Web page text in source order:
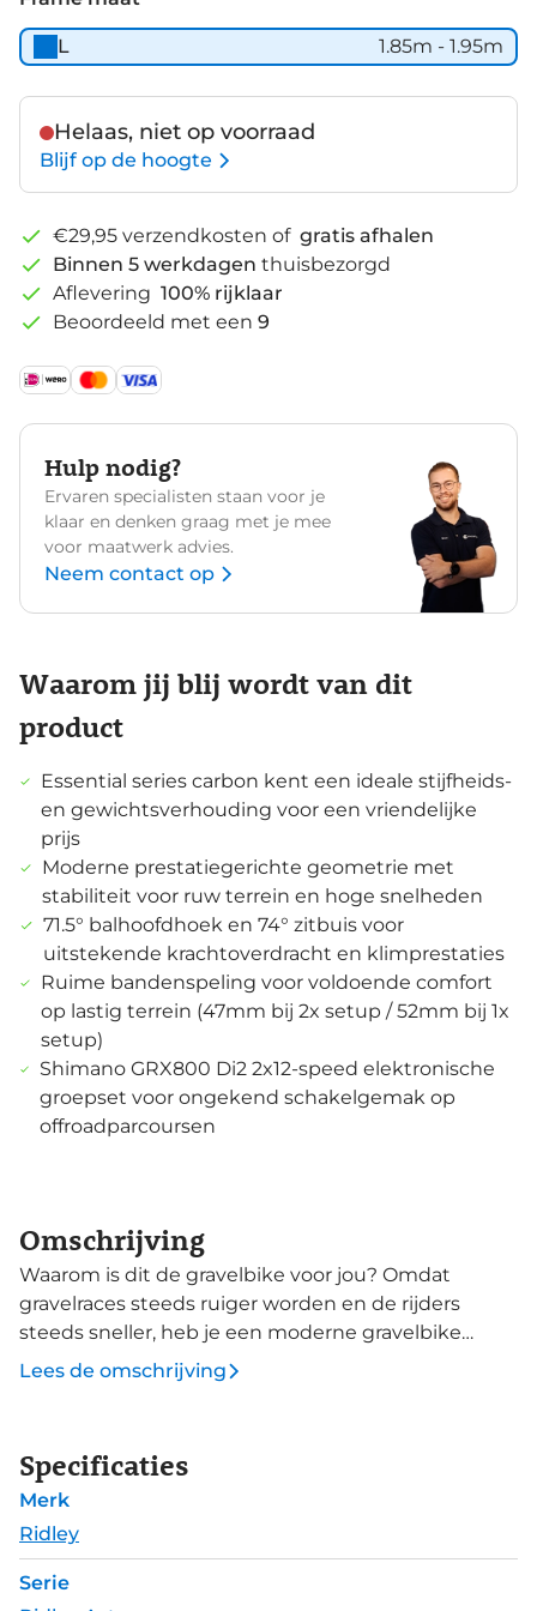
/
Bronze
L 1.85m - 1.95m
Helaas, niet op voorraad
Blijf op de hoogte
€29,95 verzendkosten of gratis afhalen
Binnen 5 werkdagen thuisbezorgd
Aflevering 100% rijklaar
Beoordeeld met een 9
Hulp nodig?
Ervaren specialisten staan voor je
klaar en denken graag met je mee
voor maatwerk advies.
Neem contact op
Waarom jij blij wordt van dit
product
Essential series carbon kent een ideale stijfheids-
en gewichtsverhouding voor een vriendelijke
prijs
Moderne prestatiegerichte geometrie met
stabiliteit voor ruw terrein en hoge snelheden
71.5° balhoofdhoek en 74° zitbuis voor
uitstekende krachtoverdracht en klimprestaties
Ruime bandenspeling voor voldoende comfort
op lastig terrein (47mm bij 2x setup / 52mm bij 1x
setup)
Shimano GRX800 Di2 2x12-speed elektronische
groepset voor ongekend schakelgemak op
offroadparcoursen
Omschrijving
Waarom is dit de gravelbike voor jou? Omdat
gravelraces steeds ruiger worden en de rijders
steeds sneller, heb je een moderne gravelbike
nodig die voldoet aan beide eisen. De Astr van
Ridley combineert alle kenmerken van de Astr RS,
Een aerodynamisch frame, die is afgeleid van de
Falcn aerobikes, zorgt voor snelheid en een carbon
lay-up uit de Essential series kent optimale
efficiëntie- en gewichtsverhouding.. Een Diffuser
vork kroon vermindert de luchtweerstand door de
Lees de omschrijving
Specificaties
Merk
Ridley
Serie